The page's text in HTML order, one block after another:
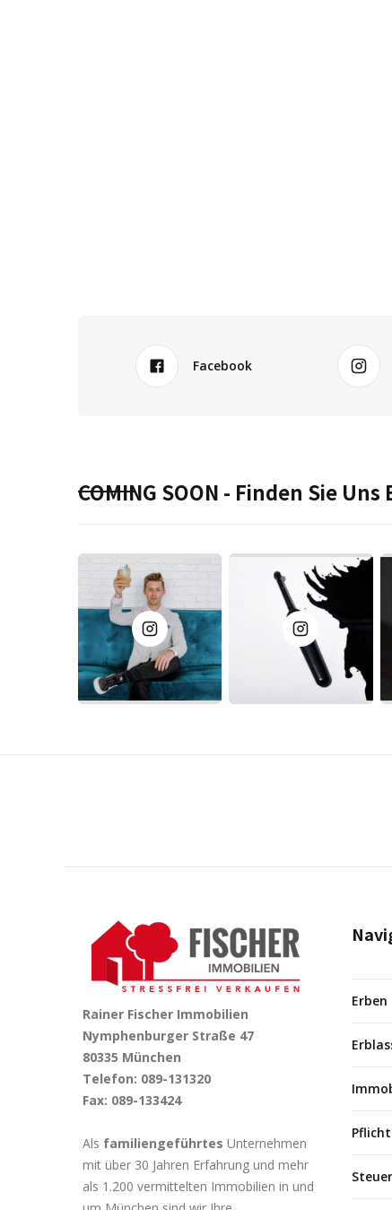
Facebook
COMING SOON - Finden Sie
Rainer Fischer Immobilien
Nymphenburger Straße 47
80335 München
Telefon: 089-131320
Fax: 089-133424
Als familiengeführtes Unternehmen
mit über 30 Jahren Erfahrung und mehr
als 1.200 vermittelten Immobilien in und
Erben
Steuer